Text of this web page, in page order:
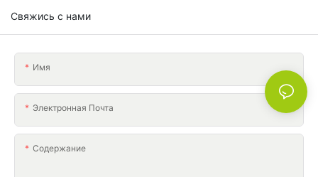
Свяжись с нами
Имя
Электронная Почта
Содержание